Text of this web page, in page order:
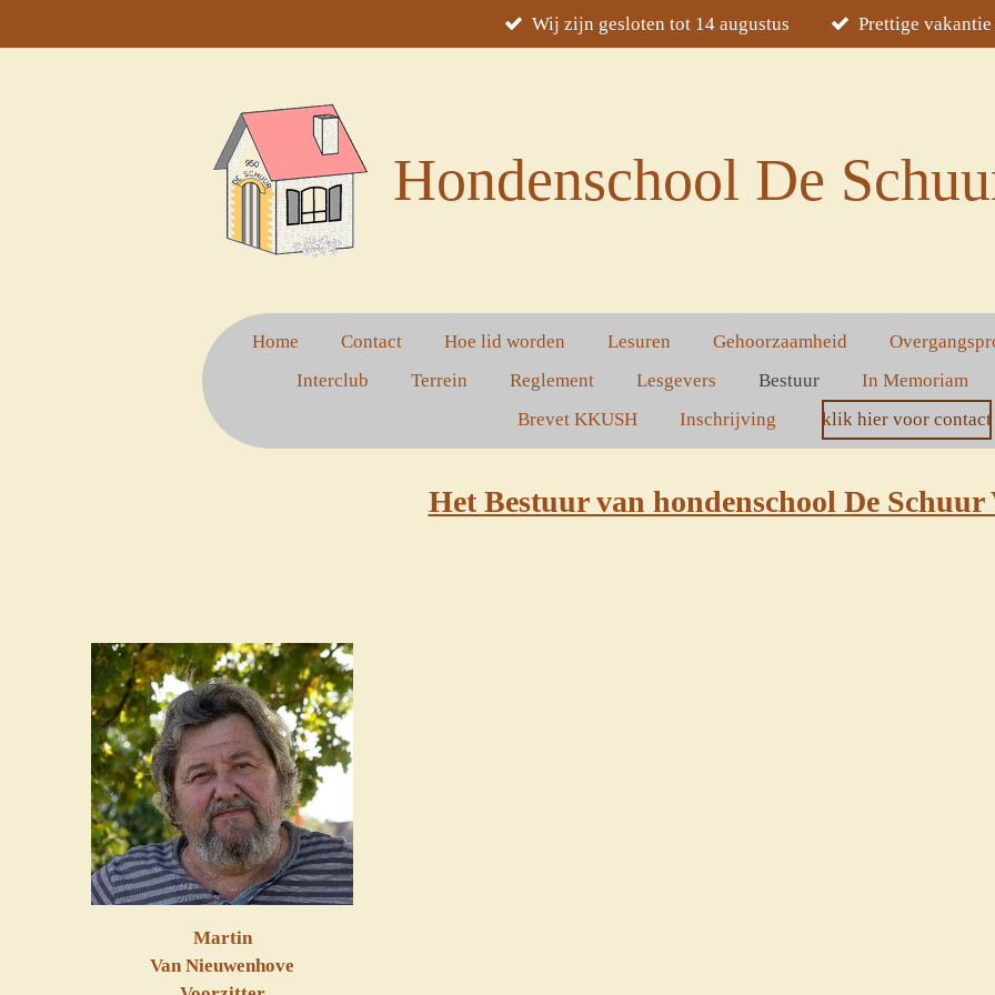
direct
Wij zijn gesloten tot 14 augustus Prettige vakantie
Hondenschool De
Home Contact Hoe lid worden Lesuren Gehoorzaamheid
Interclub
Terrein Reglement Lesgevers Bestuur In Memoriam
Brevet KKUSH
Inschrijving klik hier voor contact
Het Bestuur van hondenschool De
Martin
Van Nieuwenhove